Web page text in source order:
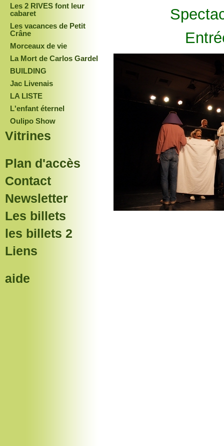
Les 2 RIVES font leur
cabaret
Les vacances de Petit
Crâne
Morceaux de vie
La Mort de Carlos Gardel
BUILDING
Jac Livenais
LA LISTE
L'enfant éternel
Oulipo Show
Vitrines
Plan d'accès
Contact
Newsletter
Les billets
les billets 2
Liens
aide